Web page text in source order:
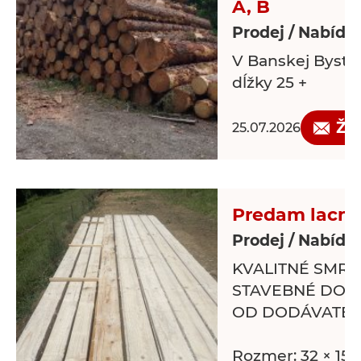
A, B
Prodej /
V Banskej
dĺžky 25 +
25.07.2026
Predam
Prodej /
KVALITNÉ
STAVEBNÉ
OD
Rozmer: 32 ×